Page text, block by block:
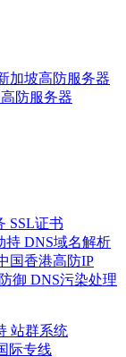
加坡高防服务器
防服务器
SSL证书
持 DNS域名解析
国香港高防IP
御 DNS污染处理
站群系统
际专线